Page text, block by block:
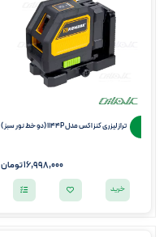
تراز لیزری کنزاکس مدل 1144P (دو خط نور سبز )
16,998,000تومان
خرید